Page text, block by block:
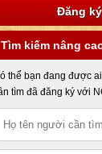
Đăng
Tìm kiếm nâng
thể bạn đang được
tìm đã đăng ký với